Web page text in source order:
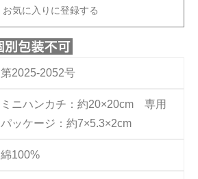
第2025-2052号
ミニハンカチ：約20×20cm 専用
パッケージ：約7×5.3×2cm
綿100%
お気に入りに登録する